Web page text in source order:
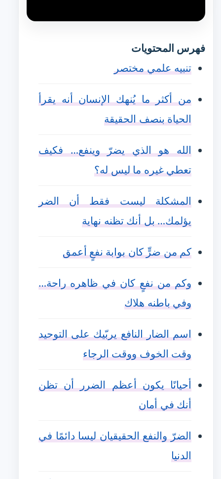
فهرس المحتويات
تنبيه علمي مختصر
من أكثر ما يُنهك الإنسان أنه يقرأ
الحياة بنصف الحقيقة
الله هو الذي يضرّ وينفع… فكيف
تعطي غيره ما ليس له؟
المشكلة ليست فقط أن الضر
يؤلمك… بل أنك تظنه نهاية
كم من ضرٍّ كان بوابة نفعٍ أعمق
وكم من نفعٍ كان في ظاهره راحة…
وفي باطنه هلاك
اسم الضار النافع يربّيك على التوحيد
وقت الخوف ووقت الرجاء
أحيانًا يكون أعظم الضرر أن تظن
أنك في أمان
الضرّ والنفع الحقيقيان ليسا دائمًا في
الدنيا